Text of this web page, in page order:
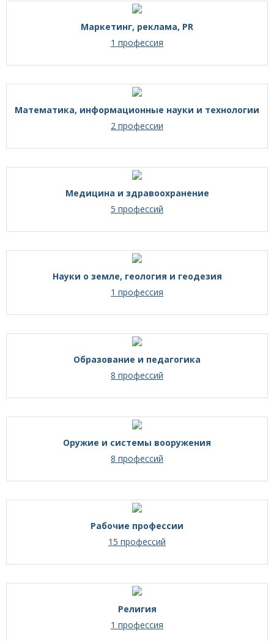
Маркетинг, реклама, PR
1 профессия
Математика, информационные науки и технологии
2 профессии
Медицина и здравоохранение
5 профессий
Науки о земле, геология и геодезия
1 профессия
Образование и педагогика
8 профессий
Оружие и системы вооружения
8 профессий
Рабочие профессии
15 профессий
Религия
1 профессия